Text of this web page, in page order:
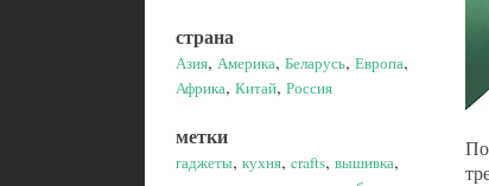
страна
Азия, Америка, Беларусь, Европа,
Африка, Китай, Россия
метки
гаджеты, кухня, crafts, вышивка,
По